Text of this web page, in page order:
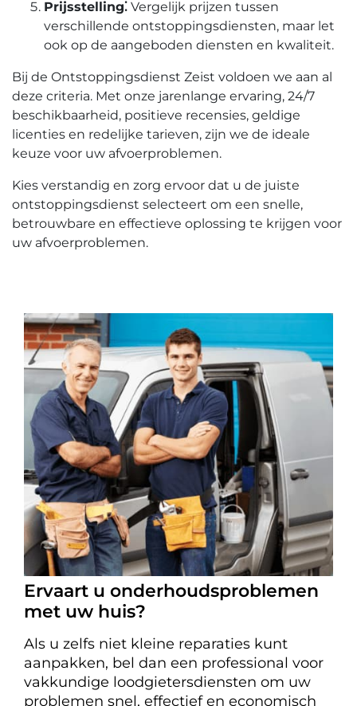
Prijsstelling⁚ Vergelijk prijzen tussen
verschillende ontstoppingsdiensten‚ maar let
ook op de aangeboden diensten en kwaliteit.
Bij de Ontstoppingsdienst Zeist voldoen we aan al
deze criteria.​ Met onze jarenlange ervaring‚ 24/7
beschikbaarheid‚ positieve recensies‚ geldige
licenties en redelijke tarieven‚ zijn we de ideale
keuze voor uw afvoerproblemen.​
Kies verstandig en zorg ervoor dat u de juiste
ontstoppingsdienst selecteert om een snelle‚
betrouwbare en effectieve oplossing te krijgen voor
uw afvoerproblemen.
Ervaart u onderhoudsproblemen
met uw huis?
Als u zelfs niet kleine reparaties kunt
aanpakken, bel dan een professional voor
vakkundige loodgietersdiensten om uw
problemen snel, effectief en economisch